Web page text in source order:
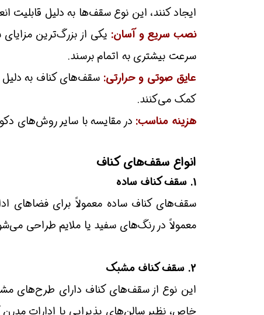
ایجاد کنند، این نوع سقف‌ها به دلیل قابلیت
نصب سریع و آسان: یکی از بزرگ‌ترین
سرعت بیشتری به اتمام برسند.
عایق صوتی و حرارتی: سقف‌های کناف به
کمک می‌کنند.
هزینه مناسب: در مقایسه با سایر روش‌های
انواع سقف‌های کناف
1. سقف کناف ساده
سقف‌های کناف ساده معمولاً برای فضاهای
معمولاً در رنگ‌های سفید یا ملایم طراحی
2. سقف کناف مشبک
این نوع از سقف‌های کناف دارای طرح‌های
خاص، نظیر سالن‌های پذیرایی یا ادارات مدرن